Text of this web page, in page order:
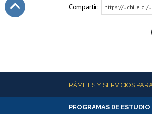
Compartir: https://uchile.cl/
Más informaciónTRÁMITES Y SERVICIOS PARA
Alumnas/os y exalumnas/os
PROGRAMAS DE ESTUDIO